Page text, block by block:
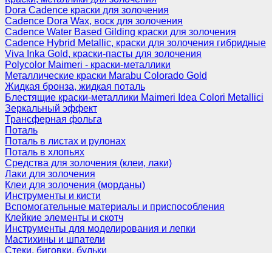
Dora Cadence краски для золочения
Cadence Dora Wax, воск для золочения
Cadence Water Based Gilding краски для золочения
Cadence Hybrid Metallic, краски для золочения гибридные
Viva Inka Gold, краски-пасты для золочения
Polycolor Maimeri - краски-металлики
Металлические краски Marabu Colorado Gold
Жидкая бронза, жидкая поталь
Блестящие краски-металлики Maimeri Idea Colori Metallici
Зеркальный эффект
Трансферная фольга
Поталь
Поталь в листах и рулонах
Поталь в хлопьях
Средства для золочения (клеи, лаки)
Лаки для золочения
Клеи для золочения (морданы)
Инструменты и кисти
Вспомогательные материалы и приспособления
Клейкие элементы и скотч
Инструменты для моделирования и лепки
Мастихины и шпатели
Стеки, биговки, бульки